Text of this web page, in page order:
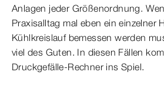
Anlagen jeder Größenordnung.
Praxisalltag mal eben ein einzelner
Kühlkreislauf bemessen werden
viel des Guten. In diesen Fällen
Druckgefälle-Rechner ins Spiel.